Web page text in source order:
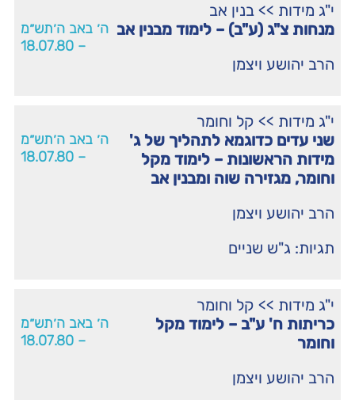
י"ג מידות >> בנין אב
מנחות צ"ג (ע"ב) – לימוד מבנין אב
הרב יהושע ויצמן
ה׳ באב ה׳תש״מ
– 18.07.80
י"ג מידות >> קל וחומר
שני עדים כדוגמא לתהליך של ג'
מידות הראשונות – לימוד מקל
וחומר, מגזירה שוה ומבנין אב
הרב יהושע ויצמן
תגיות: ג"ש שניים
ה׳ באב ה׳תש״מ
– 18.07.80
י"ג מידות >> קל וחומר
כריתות ח' ע"ב – לימוד מקל
וחומר
הרב יהושע ויצמן
ה׳ באב ה׳תש״מ
– 18.07.80